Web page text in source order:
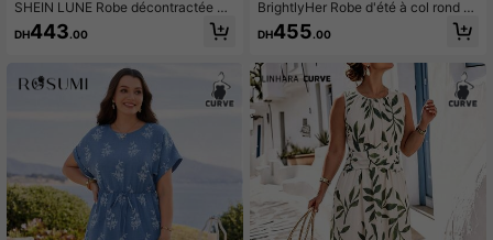
SHEIN LUNE Robe décontractée mi
-longue pour femmes grandes taille
s avec imprimé bleu et blanc, convi
DH443.00
BrightlyHer Robe d'été à col rond et
manches courtes, imprimé floral gra
nde taille
DH455.00